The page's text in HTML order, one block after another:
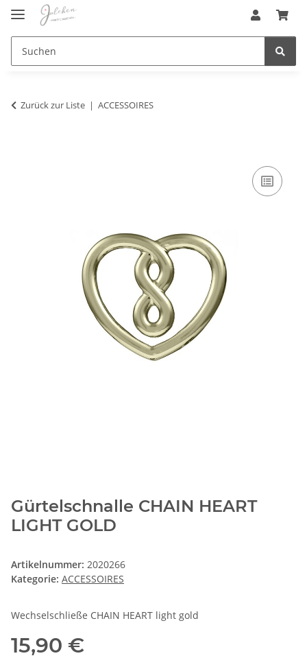
Zurück zur Liste ACCESSOIRES
Gürtelschnalle CHAIN HEART
LIGHT GOLD
Artikelnummer: 2020266
Kategorie: ACCESSOIRES
Wechselschließe CHAIN HEART light gold
15,90 €